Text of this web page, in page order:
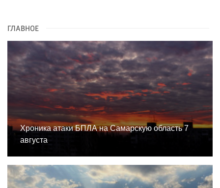
ГЛАВНОЕ
Хроника атаки БПЛА на Самарскую область 7
августа